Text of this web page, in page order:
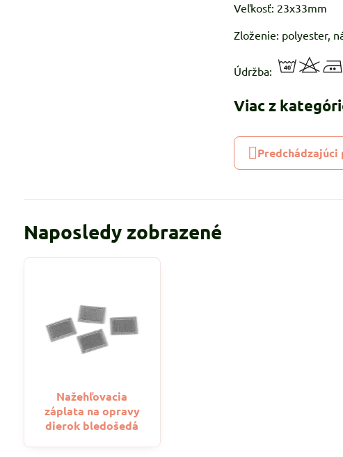
Veľkosť: 23x33mm
Zloženie: polyester,
Údržba:
Viac z
Naposledy zobrazené
Nažehľovacia
záplata na opravy
dierok bledošedá